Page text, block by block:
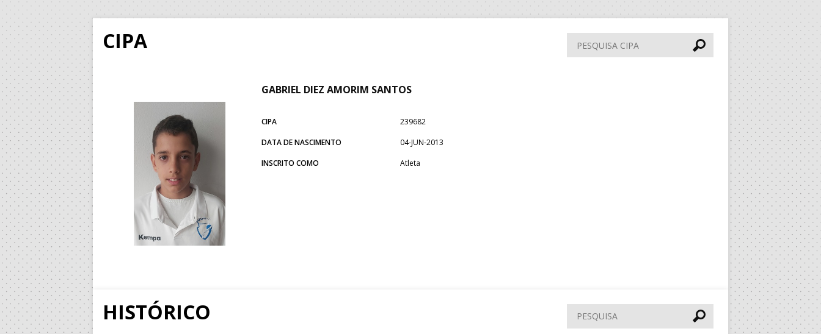
CIPA
Pesquisa
CIPA
GABRIEL DIEZ AMORIM SANTOS
CIPA
239682
DATA DE NASCIMENTO
04-JUN-2013
INSCRITO COMO
Atleta
HISTÓRICO Pesquisar